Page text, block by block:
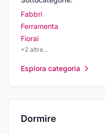
Fabbri
Ferramenta
Fiorai
+2 altre...
Esplora categoria
Dormire